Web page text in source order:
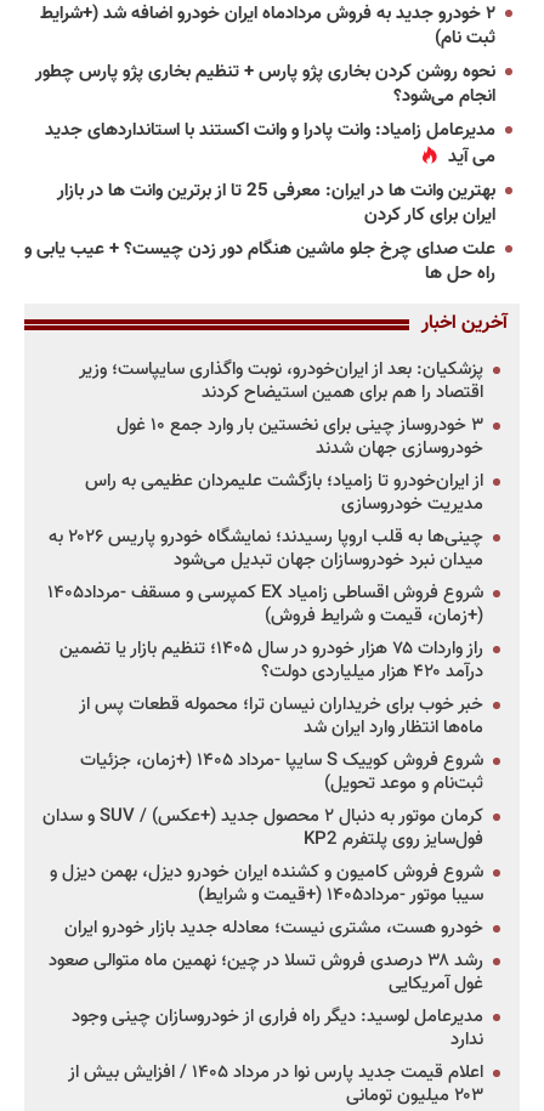
۲ خودرو جدید به فروش مردادماه ایران خودرو اضافه شد (+شرایط
ثبت نام)
نحوه روشن کردن بخاری پژو پارس + تنظیم بخاری پژو پارس چطور
انجام می‌شود؟
مدیرعامل زامیاد: وانت پادرا و وانت اکستند با استانداردهای جدید
می آید
بهترین وانت ها در ایران: معرفی 25 تا از برترین وانت ها در بازار
ایران برای کار کردن
علت صدای چرخ جلو ماشین هنگام دور زدن چیست؟ + عیب یابی و
راه حل ها
آخرین اخبار
پزشکیان: بعد از ایران‌خودرو، نوبت واگذاری سایپاست؛ وزیر
اقتصاد را هم برای همین استیضاح کردند
۳ خودروساز چینی برای نخستین بار وارد جمع ۱۰ غول
خودروسازی جهان شدند
از ایران‌خودرو تا زامیاد؛ بازگشت علیمردان عظیمی به راس
مدیریت خودروسازی
چینی‌ها به قلب اروپا رسیدند؛ نمایشگاه خودرو پاریس ۲۰۲۶ به
میدان نبرد خودروسازان جهان تبدیل می‌شود
شروع فروش اقساطی زامیاد EX کمپرسی و مسقف -مرداد۱۴۰۵
(+زمان، قیمت و شرایط فروش)
راز واردات ۷۵ هزار خودرو در سال ۱۴۰۵؛ تنظیم بازار یا تضمین
درآمد ۴۲۰ هزار میلیاردی دولت؟
خبر خوب برای خریداران نیسان ترا؛ محموله قطعات پس از
ماه‌ها انتظار وارد ایران شد
شروع فروش کوییک S سایپا -مرداد ۱۴۰۵ (+زمان، جزئیات
ثبت‌نام و موعد تحویل)
کرمان موتور به دنبال ۲ محصول جدید (+عکس) / SUV و سدان
فول‌سایز روی پلتفرم KP2
شروع فروش کامیون و کشنده ایران خودرو دیزل، بهمن دیزل و
سیبا موتور -مرداد۱۴۰۵ (+قیمت و شرایط)
خودرو هست، مشتری نیست؛ معادله جدید بازار خودرو ایران
رشد ۳۸ درصدی فروش تسلا در چین؛ نهمین ماه متوالی صعود
غول آمریکایی
مدیرعامل لوسید: دیگر راه فراری از خودروسازان چینی وجود
ندارد
اعلام قیمت جدید پارس نوا در مرداد ۱۴۰۵ / افزایش بیش از
۲۰۳ میلیون تومانی